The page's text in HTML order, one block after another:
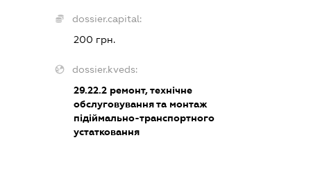
dossier.capital:
200 грн.
dossier.kveds:
29.22.2ремонт, технічне
обслуговування та монтаж
підіймально-транспортного
устатковання